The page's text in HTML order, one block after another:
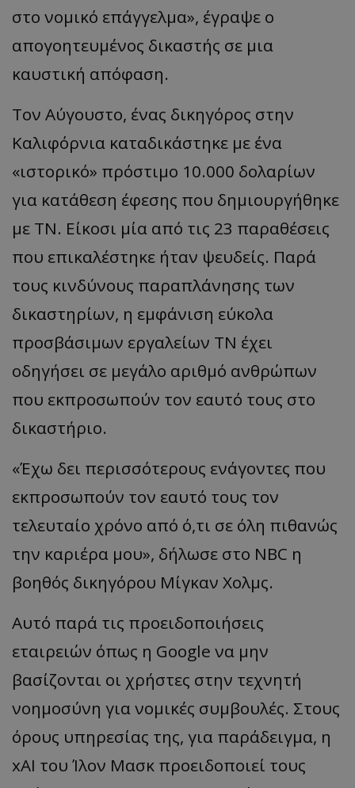
στο νομικό επάγγελμα», έγραψε ο
απογοητευμένος δικαστής σε μια
καυστική απόφαση.
Τον Αύγουστο, ένας δικηγόρος στην
Καλιφόρνια καταδικάστηκε με ένα
«ιστορικό» πρόστιμο 10.000 δολαρίων
για κατάθεση έφεσης που δημιουργήθηκε
με ΤΝ. Είκοσι μία από τις 23 παραθέσεις
που επικαλέστηκε ήταν ψευδείς. Παρά
τους κινδύνους παραπλάνησης των
δικαστηρίων, η εμφάνιση εύκολα
προσβάσιμων εργαλείων ΤΝ έχει
οδηγήσει σε μεγάλο αριθμό ανθρώπων
που εκπροσωπούν τον εαυτό τους στο
δικαστήριο.
«Έχω δει περισσότερους ενάγοντες που
εκπροσωπούν τον εαυτό τους τον
τελευταίο χρόνο από ό,τι σε όλη πιθανώς
την καριέρα μου», δήλωσε στο NBC η
βοηθός δικηγόρου Μίγκαν Χολμς.
Αυτό παρά τις προειδοποιήσεις
εταιρειών όπως η Google να μην
βασίζονται οι χρήστες στην τεχνητή
νοημοσύνη για νομικές συμβουλές. Στους
όρους υπηρεσίας της, για παράδειγμα, η
xAI του Ίλον Μασκ προειδοποιεί τους